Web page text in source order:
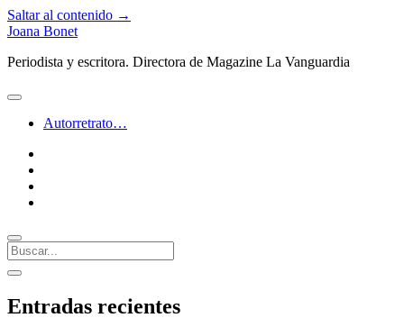
Saltar al contenido →
Joana Bonet
Periodista y escritora. Directora de Magazine La Vanguardia
abrir
Autorretrato…
Buscar
Barra
lateral
abrir
lateral
Entradas recientes